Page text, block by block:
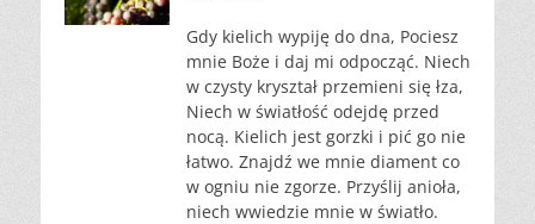
Gdy kielich wypiję do dna, Pociesz
mnie Boże i daj mi odpocząć. Niech
w czysty kryształ przemieni się łza,
Niech w światłość odejdę przed
nocą. Kielich jest gorzki i pić go nie
łatwo. Znajdź we mnie diament co
w ogniu nie zgorze. Przyślij anioła,
niech wwiedzie mnie w światło.